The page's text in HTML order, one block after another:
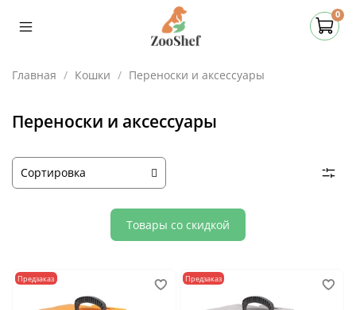
0
Главная Кошки Переноски и аксессуары
Переноски и аксессуары
Предзаказ Предзаказ
Товары со скидкой